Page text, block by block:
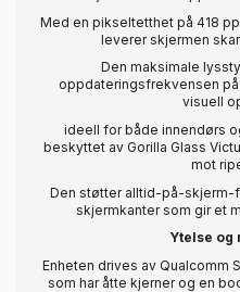
Med en pikseltetthet på 418
leverer skjermen
Den maksimale
oppdateringsfrekvensen
visuell
ideell for både innendørs
beskyttet av Gorilla Glass
mot
Den støtter alltid-på-skjerm-
skjermkanter som gir et
Ytelse og
Enheten drives av Qualcomm
som har åtte kjerner og en